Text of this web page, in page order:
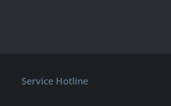
Service Hotline